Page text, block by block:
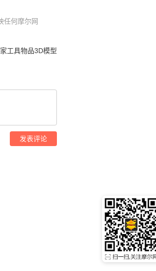
任何摩尔网
工具物品3D模型
发表评论